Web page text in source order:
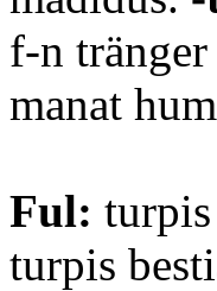
f-n
manat
Ful:
turpis